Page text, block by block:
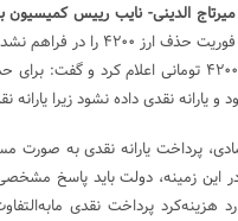
میرتاج الدینی- نایب رییس
دلیل مخالفت با دو فوریت حذف
لازم برای حذف ارز ۴۲۰۰ تومانی اعلام کرد و
یارانه نقدی داده نشود زیرا یارانه
پرداخت یارانه نقدی به صورت
این زمینه، دولت باید پاسخ
هزینه‌کرد پرداخت نقدی